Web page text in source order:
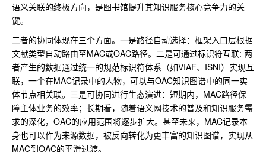
语义关联的终极方向，是图书馆提升其知识服务核心竞争力的关
键。
二者的协同体现在三个方面。一是路径自动选择：框架入口层根据
文献类型自动路由至MAC或OAC路径。二是可通过标识符互联: 两
者产生的数据通过统一的规范标识符体系（如VIAF、ISNI）实现互
联，一个在MAC记录中的人物，可以与OAC知识图谱中的同一实
体节点相关联。三是可协同进行生态演进：短期内，MAC路径保
障主体业务的效率；长期看，随着语义网技术的普及和知识服务需
求的深化，OAC的应用范围将逐步扩大。甚至未来，MAC记录本
身也可以作为来源数据，被反向转化为更丰富的知识图谱，实现从
MAC到OAC的平滑过渡。